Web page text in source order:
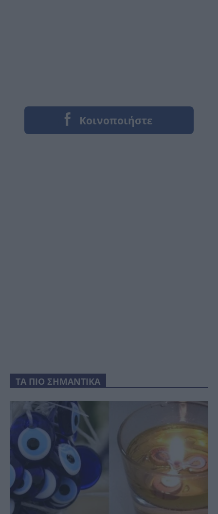
ΤΑ ΠΙΟ ΣΗΜΑΝΤΙΚΑ